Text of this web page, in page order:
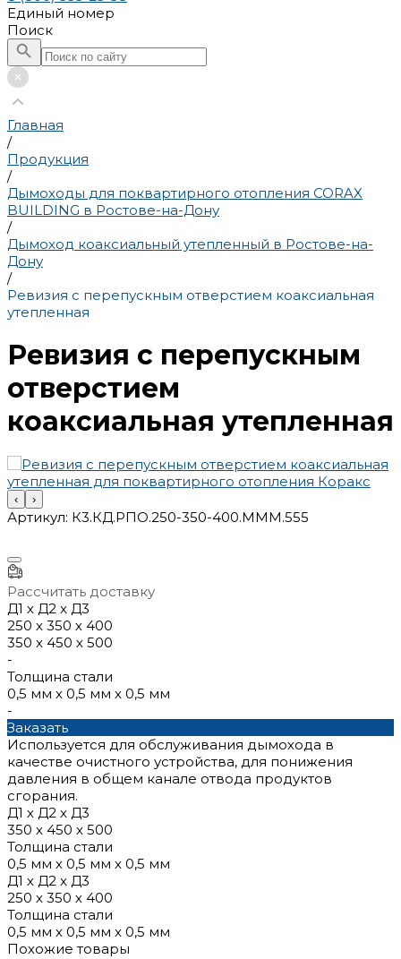
Единый номер
Поиск
Главная
/
Продукция
/
Дымоходы для поквартирного отопления CORAX
BUILDING в Ростове-на-Дону
/
Дымоход коаксиальный утепленный в Ростове-на-
Дону
/
Ревизия с перепускным отверстием коаксиальная
утепленная
Ревизия с перепускным
отверстием
коаксиальная утепленная
‹ ›
Артикул: К3.КД.РПО.250-350-400.МММ.555
Рассчитать доставку
Д1 х Д2 x Д3
250 х 350 х 400
350 х 450 х 500
-
Толщина стали
0,5 мм х 0,5 мм х 0,5 мм
-
Заказать
Используется для обслуживания дымохода в
качестве очистного устройства, для понижения
давления в общем канале отвода продуктов
сгорания.
Д1 х Д2 x Д3
350 х 450 х 500
Толщина стали
0,5 мм х 0,5 мм х 0,5 мм
Д1 х Д2 x Д3
250 х 350 х 400
Толщина стали
0,5 мм х 0,5 мм х 0,5 мм
Похожие товары